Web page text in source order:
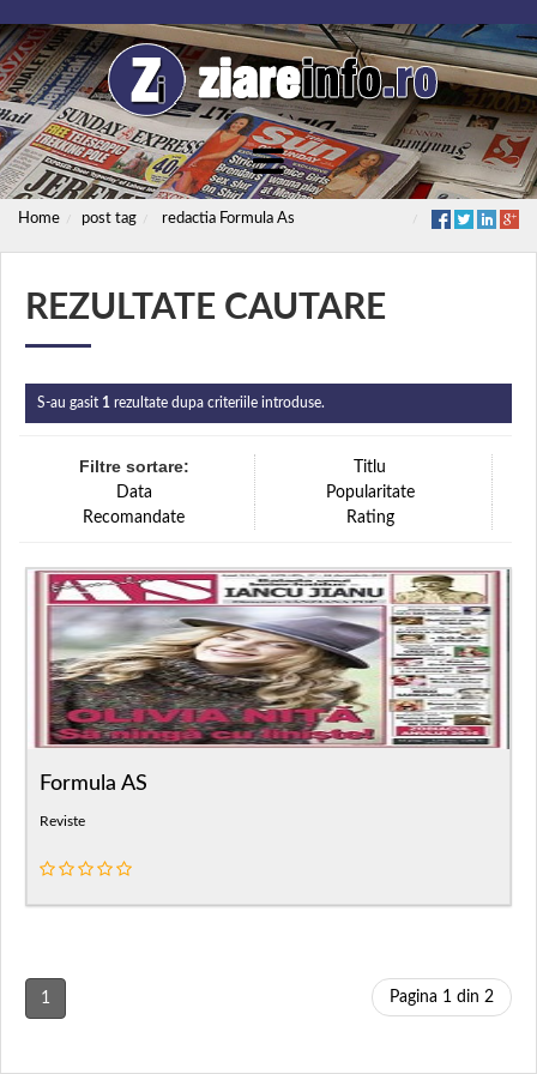
Home post tag redactia Formula As
REZULTATE CAUTARE
S-au gasit 1 rezultate dupa criteriile introduse.
Filtre sortare:
Titlu
Data
Popularitate
Recomandate
Rating
Formula AS
Reviste
1 Pagina 1 din 2